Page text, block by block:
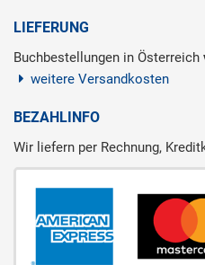
LIEFERUNG
Buchbestellungen in Österreich
weitere Versandkosten
BEZAHLINFO
Wir liefern per Rechnung,